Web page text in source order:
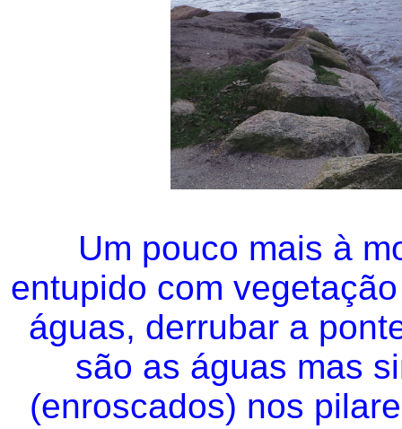
Um pouco mais à
entupido com
águas, derrubar a
são as águas mas
(enroscados) nos